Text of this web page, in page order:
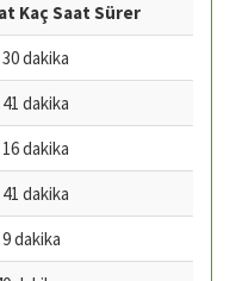
Kaç Saat Sürer
dakika
dakika
dakika
dakika
dakika